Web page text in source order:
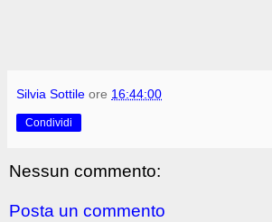
Silvia Sottile ore 16:44:00
Condividi
Nessun commento:
Posta un commento